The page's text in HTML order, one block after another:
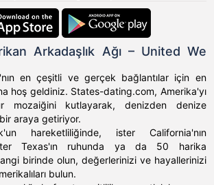
Arkadaşlık Ağı – United We
en çeşitli ve gerçek bağlantılar için en
hoş geldiniz. States-dating.com, Amerika'yı
mozaiğini kutlayarak, denizden denize
araya getiriyor.
hareketliliğinde, ister California'nın
Texas'ın ruhunda ya da 50 harika
birinde olun, değerlerinizi ve hayallerinizi
bulun.